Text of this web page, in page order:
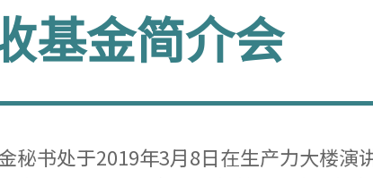
基金简介会
秘书处于2019年3月8日在生产力大楼演